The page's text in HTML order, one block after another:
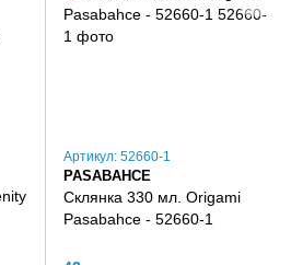
Артикул: 52660-1
PASABAHCE
Склянка 330 мл. Origami
Pasabahce - 52660-1